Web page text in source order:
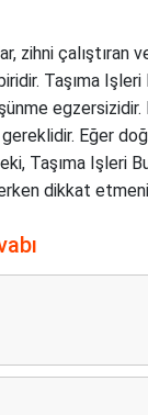
zihni
Taşıma Işleri
Eğer
Taşıma Işleri
dikkat